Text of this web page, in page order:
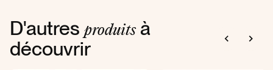
D'autres produitsà
découvrir